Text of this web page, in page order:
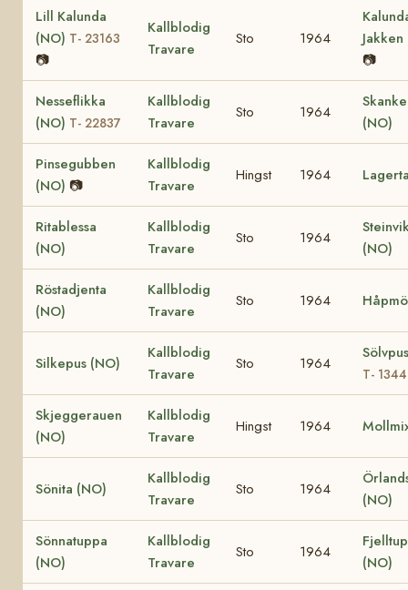
Lill Kalunda
(NO) T- 23163
📷
Kallblodig
Travare
Sto 1964
📷
Nesseflikka
(NO) T- 22837
Kallblodig
Travare
Sto 1964
(NO)
Pinsegubben
(NO) 📷
Kallblodig
Travare
Hingst 1964
Ritablessa
(NO)
Kallblodig
Travare
Sto 1964
(NO)
Röstadjenta
(NO)
Kallblodig
Travare
Sto 1964
Silkepus (NO)
Kallblodig
Travare
Sto 1964
T- 1344
Skjeggerauen
(NO)
Kallblodig
Travare
Hingst 1964
Sönita (NO)
Kallblodig
Travare
Sto 1964
(NO)
Sönnatuppa
(NO)
Kallblodig
Travare
Sto 1964
(NO)